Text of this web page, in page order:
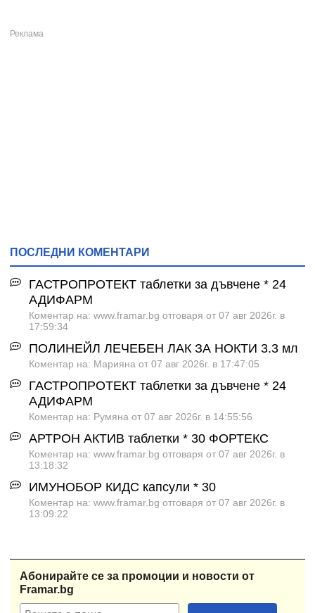
ПОСЛЕДНИ КОМЕНТАРИ
ГАСТРОПРОТЕКТ таблетки за дъвчене * 24
АДИФАРМ
Коментар на: www.framar.bg отговаря от 07 авг 2026г. в
17:59:34
ПОЛИНЕЙЛ ЛЕЧЕБЕН ЛАК ЗА НОКТИ 3.3 мл
Коментар на: Марияна от 07 авг 2026г. в 17:47:05
ГАСТРОПРОТЕКТ таблетки за дъвчене * 24
АДИФАРМ
Коментар на: Румяна от 07 авг 2026г. в 14:55:56
АРТРОН АКТИВ таблетки * 30 ФОРТЕКС
Коментар на: www.framar.bg отговаря от 07 авг 2026г. в
13:18:32
ИМУНОБОР КИДС капсули * 30
Коментар на: www.framar.bg отговаря от 07 авг 2026г. в
13:09:22
Абонирайте се за промоции и новости от
Framar.bg